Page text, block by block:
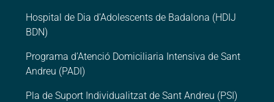
Hospital de Dia d’Adolescents de Badalona (HDIJ
BDN)
Programa d’Atenció Domiciliaria Intensiva de Sant
Andreu (PADI)
Pla de Suport Individualitzat de Sant Andreu (PSI)